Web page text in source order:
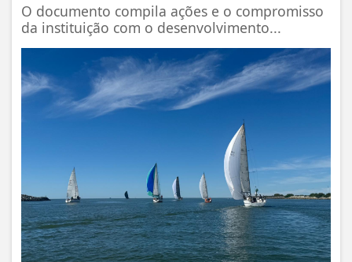
O documento compila ações e o compromisso
da instituição com o desenvolvimento...